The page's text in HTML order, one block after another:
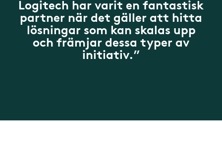
Logitech har varit en fantastisk
partner när det gäller att hitta
lösningar som kan skalas upp
och främjar dessa typer av
initiativ.”